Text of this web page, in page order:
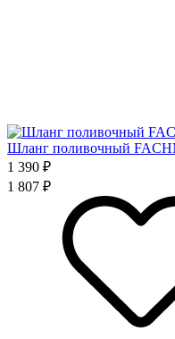
Шланг поливочный
1 390 ₽
1 807 ₽